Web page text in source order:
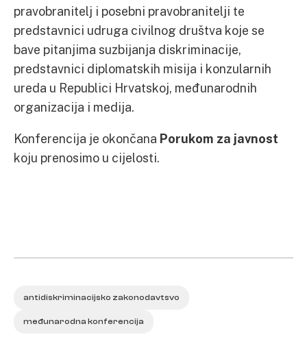
pravobranitelj i posebni pravobranitelji te
predstavnici udruga civilnog društva koje se
bave pitanjima suzbijanja diskriminacije,
predstavnici diplomatskih misija i konzularnih
ureda u Republici Hrvatskoj, međunarodnih
organizacija i medija.
Konferencija je okončana Porukom za javnost
koju prenosimo u cijelosti.
antidiskriminacijsko zakonodavtsvo
međunarodna konferencija